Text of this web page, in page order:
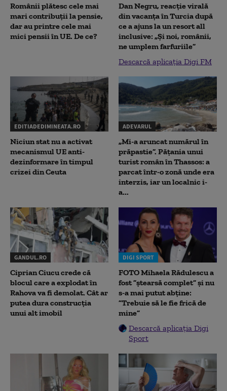
Românii plătesc cele mai
mari contribuții la pensie,
dar au printre cele mai
mici pensii în UE. De ce?
Dan Negru, reacție virală
din vacanța în Turcia după
ce a ajuns la un resort all
inclusive: „Și noi, românii,
ne umplem farfuriile”
Descarcă aplicația Digi FM
EDITIADEDIMINEATA.RO
Niciun stat nu a activat
mecanismul UE anti-
dezinformare în timpul
crizei din Ceuta
ADEVARUL
„Mi-a aruncat numărul în
prăpastie”. Pățania unui
turist român în Thassos: a
parcat într-o zonă unde era
interzis, iar un localnic i-
a...
GANDUL.RO
Ciprian Ciucu crede că
blocul care a explodat în
Rahova va fi demolat. Cât ar
putea dura construcția
unui alt imobil
DIGI SPORT
FOTO Mihaela Rădulescu a
fost ”ștearsă complet” și nu
s-a mai putut abține:
”Trebuie să le fie frică de
mine”
Descarcă aplicația Digi
Sport